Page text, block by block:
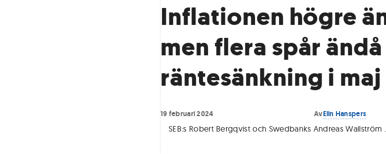
Inflationen högre
men flera spår ändå
räntesänkning i maj
19 februari 2024 AvElin Hanspers
SEB:s Robert Bergqvist och Swedbanks Andreas Wallström .